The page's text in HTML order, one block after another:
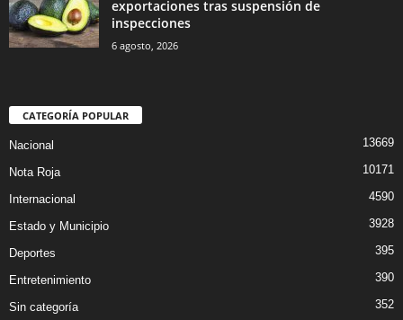
exportaciones tras suspensión de
inspecciones
6 agosto, 2026
CATEGORÍA POPULAR
Nacional 13669
Nota Roja 10171
Internacional 4590
Estado y Municipio 3928
Deportes 395
Entretenimiento 390
Sin categoría 352